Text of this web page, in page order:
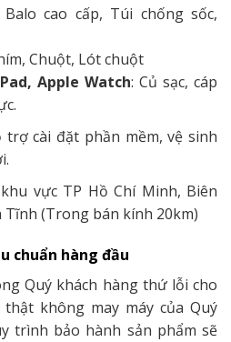
Balo cao cấp, Túi chống sốc,
Chuột, Lót chuột
Apple Watch: Củ sạc, cáp
trợ cài đặt phần mềm, vệ sinh
vực TP Hồ Chí Minh, Biên
Tĩnh (Trong bán kính 20km)
chuẩn hàng đầu
Quý khách hàng thứ lỗi cho
không may máy của Quý
trình bảo hành sản phẩm sẽ